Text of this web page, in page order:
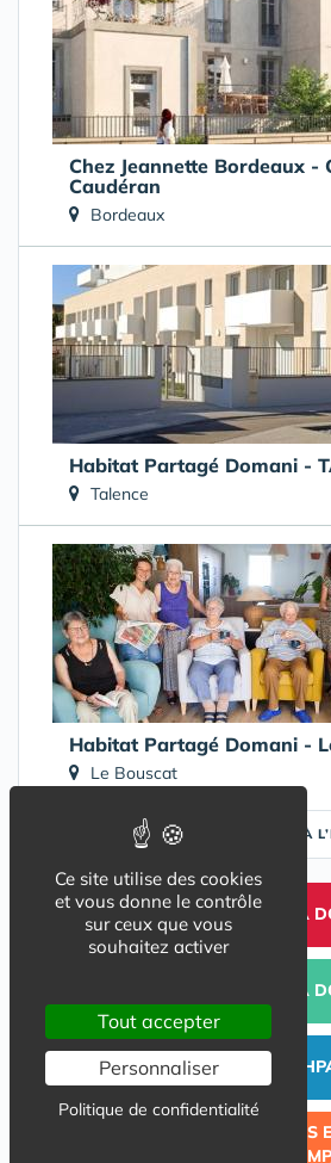
Chez Jeannette Bordeaux -
Caudéran
Bordeaux
Habitat Partagé Domani -
Talence
Habitat Partagé Domani -
Le Bouscat
TROUVER UNE ALTERNATIVE À
TROUVER UNE AIDE À
PORTAGE DE REPAS À
INVESTIR EN
CÉDER UN LOT ACQUIS
(INVESTISSEMENT
Ce site utilise des cookies
et vous donne le contrôle
sur ceux que vous
souhaitez activer
Tout accepter
Personnaliser
Politique de confidentialité